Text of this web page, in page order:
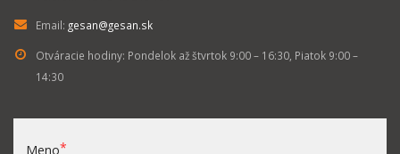
Email: gesan@gesan.sk
Otváracie hodiny: Pondelok až štvrtok 9:00 – 16:30, Piatok 9:00 –
14:30
Meno